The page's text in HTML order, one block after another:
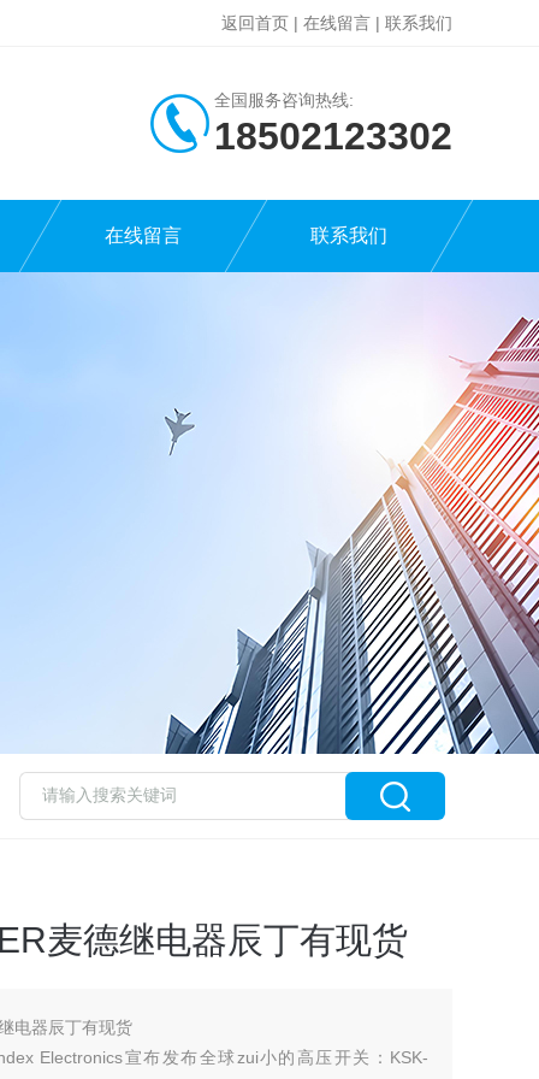
返回首页 | 在线留言 | 联系我们
全国服务咨询热线:
18502123302
在线留言 联系我们
麦德继电器辰丁有现货
电器辰丁有现货
Electronics宣布发布全球zui小的高压开关：KSK-